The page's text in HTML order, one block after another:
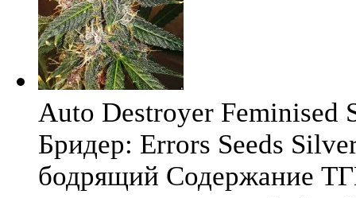
Auto Destroyer Feminised
Бридер: Errors Seeds
бодрящий Содержание